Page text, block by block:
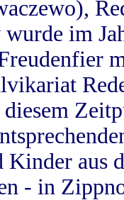
im
Kinder aus
- in